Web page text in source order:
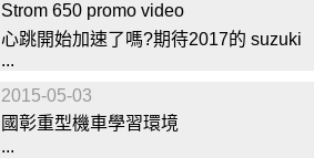
Strom 650 promo video
心跳開始加速了嗎?期待2017的 suzuki
...
2015-05-03
國彰重型機車學習環境
...